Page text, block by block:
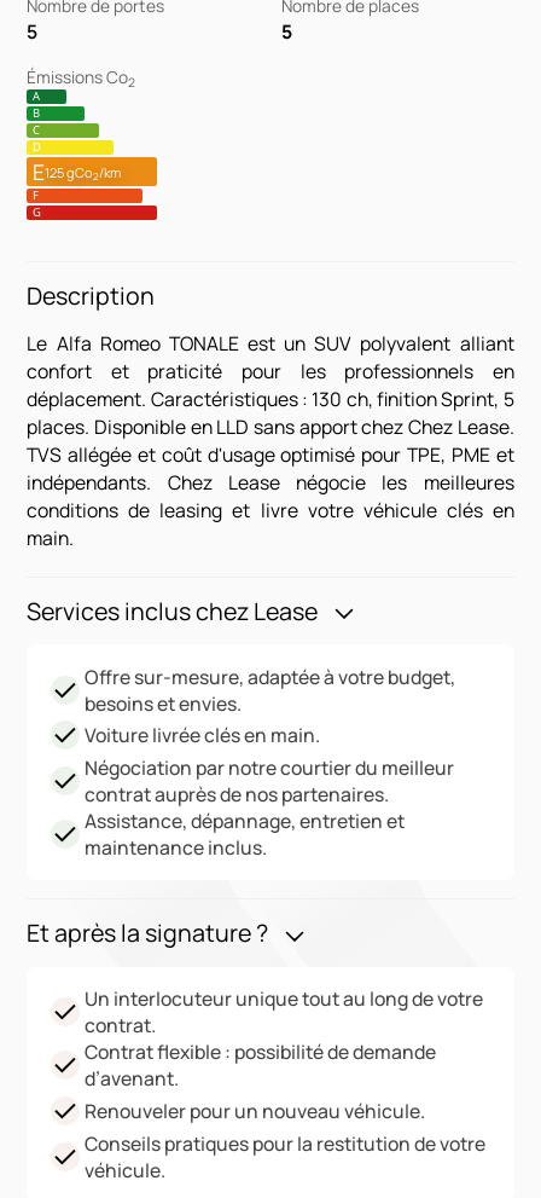
Nombre de portes
5
Nombre de places
5
Émissions Co2
A
B
C
D
E125 gCo2/km
F
G
Description
Le Alfa Romeo TONALE est un SUV polyvalent alliant
confort et praticité pour les professionnels en
déplacement. Caractéristiques : 130 ch, finition Sprint, 5
places. Disponible en LLD sans apport chez Chez Lease.
TVS allégée et coût d'usage optimisé pour TPE, PME et
indépendants. Chez Lease négocie les meilleures
conditions de leasing et livre votre véhicule clés en
main.
Services inclus chez Lease
Offre sur-mesure, adaptée à votre budget,
besoins et envies.
Voiture livrée clés en main.
Négociation par notre courtier du meilleur
contrat auprès de nos partenaires.
Assistance, dépannage, entretien et
maintenance inclus.
Et après la signature ?
Un interlocuteur unique tout au long de votre
contrat.
Contrat flexible : possibilité de demande
d’avenant.
Renouveler pour un nouveau véhicule.
Conseils pratiques pour la restitution de votre
véhicule.